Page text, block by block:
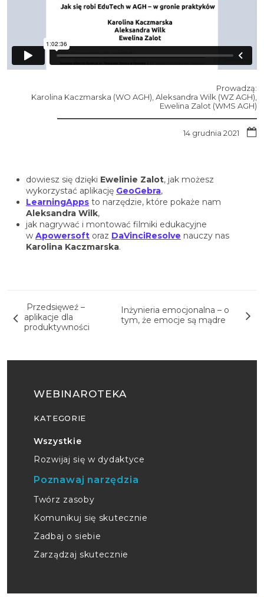
Prowadzą:
Karolina Kaczmarska (WO AGH), Aleksandra Wilk (WZ AGH),
Ewelina Zalot (WMS AGH)
14 grudnia 2021
dowiesz się dzięki Ewelinie Zalot, jak możesz
wykorzystać aplikację GeoGebra,
LearningApps to narzędzie, które pokaże nam
Aleksandra Wilk,
jak nagrywać i montować filmiki edukacyjne
w Apowersoft oraz DaVinciResolve nauczy nas
Karolina Kaczmarska.
WEBINAROTEKA
KATEGORIE
Wszystkie
Rozwijaj się w dydaktyce
Poznawaj narzędzia
Twórz zasoby
Komunikuj się skutecznie
Zadbaj o siebie
Zarządzaj skutecznie
Przedsięweź –
aplikacje dla
produktywności
Inżynieria emocjonalna – o
tym, że emocje są mądre